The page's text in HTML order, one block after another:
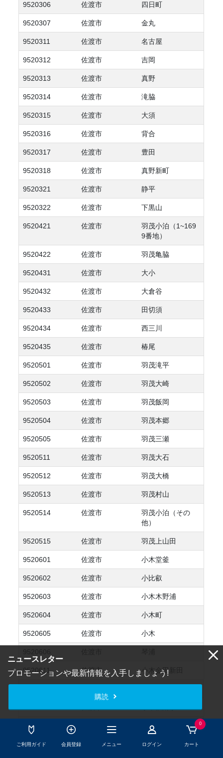
ご利用ガイド 会員登録 メニュー ログイン
0
カート
ニュースレター
プロモーションや最新情報を入手しましょう!
購読
9520306 佐渡市 四日町
9520307 佐渡市 金丸
9520311 佐渡市 名古屋
9520312 佐渡市 吉岡
9520313 佐渡市 真野
9520314 佐渡市 滝脇
9520315 佐渡市 大須
9520316 佐渡市 背合
9520317 佐渡市 豊田
9520318 佐渡市 真野新町
9520321 佐渡市 静平
9520322 佐渡市 下黒山
9520421 佐渡市
羽茂小泊（1~169
9番地）
9520422 佐渡市 羽茂亀脇
9520431 佐渡市 大小
9520432 佐渡市 大倉谷
9520433 佐渡市 田切須
9520434 佐渡市 西三川
9520435 佐渡市 椿尾
9520501 佐渡市 羽茂滝平
9520502 佐渡市 羽茂大崎
9520503 佐渡市 羽茂飯岡
9520504 佐渡市 羽茂本郷
9520505 佐渡市 羽茂三瀬
9520511 佐渡市 羽茂大石
9520512 佐渡市 羽茂大橋
9520513 佐渡市 羽茂村山
9520514 佐渡市
羽茂小泊（その
他）
9520515 佐渡市 羽茂上山田
9520601 佐渡市 小木堂釜
9520602 佐渡市 小比叡
9520603 佐渡市 小木木野浦
9520604 佐渡市 小木町
9520605 佐渡市 小木
9520611 佐渡市 小木金田新田
9520614 犬神平
9520615 佐渡市 深浦